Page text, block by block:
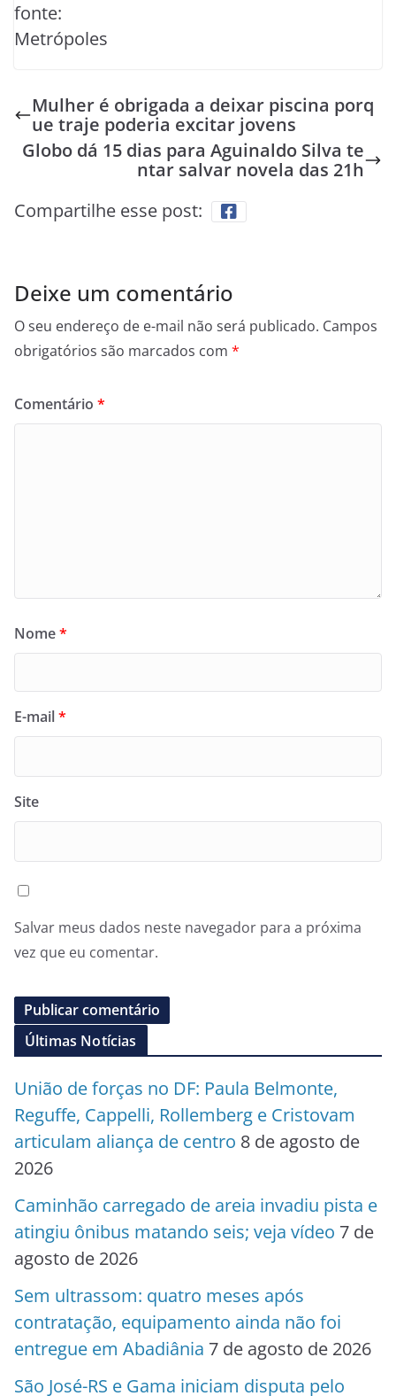
fonte:
Metrópoles
Mulher é obrigada a deixar piscina porq
ue traje poderia excitar jovens
Globo dá 15 dias para Aguinaldo Silva te
ntar salvar novela das 21h
Compartilhe esse post:
Deixe um comentário
O seu endereço de e-mail não será publicado. Campos
obrigatórios são marcados com *
Comentário *
Nome*
E-mail*
Site
Salvar meus dados neste navegador para a próxima
vez que eu comentar.
Últimas Notícias
União de forças no DF: Paula Belmonte,
Reguffe, Cappelli, Rollemberg e Cristovam
articulam aliança de centro 8 de agosto de
2026
Caminhão carregado de areia invadiu pista e
atingiu ônibus matando seis; veja vídeo 7 de
agosto de 2026
Sem ultrassom: quatro meses após
contratação, equipamento ainda não foi
entregue em Abadiânia 7 de agosto de 2026
São José-RS e Gama iniciam disputa pelo